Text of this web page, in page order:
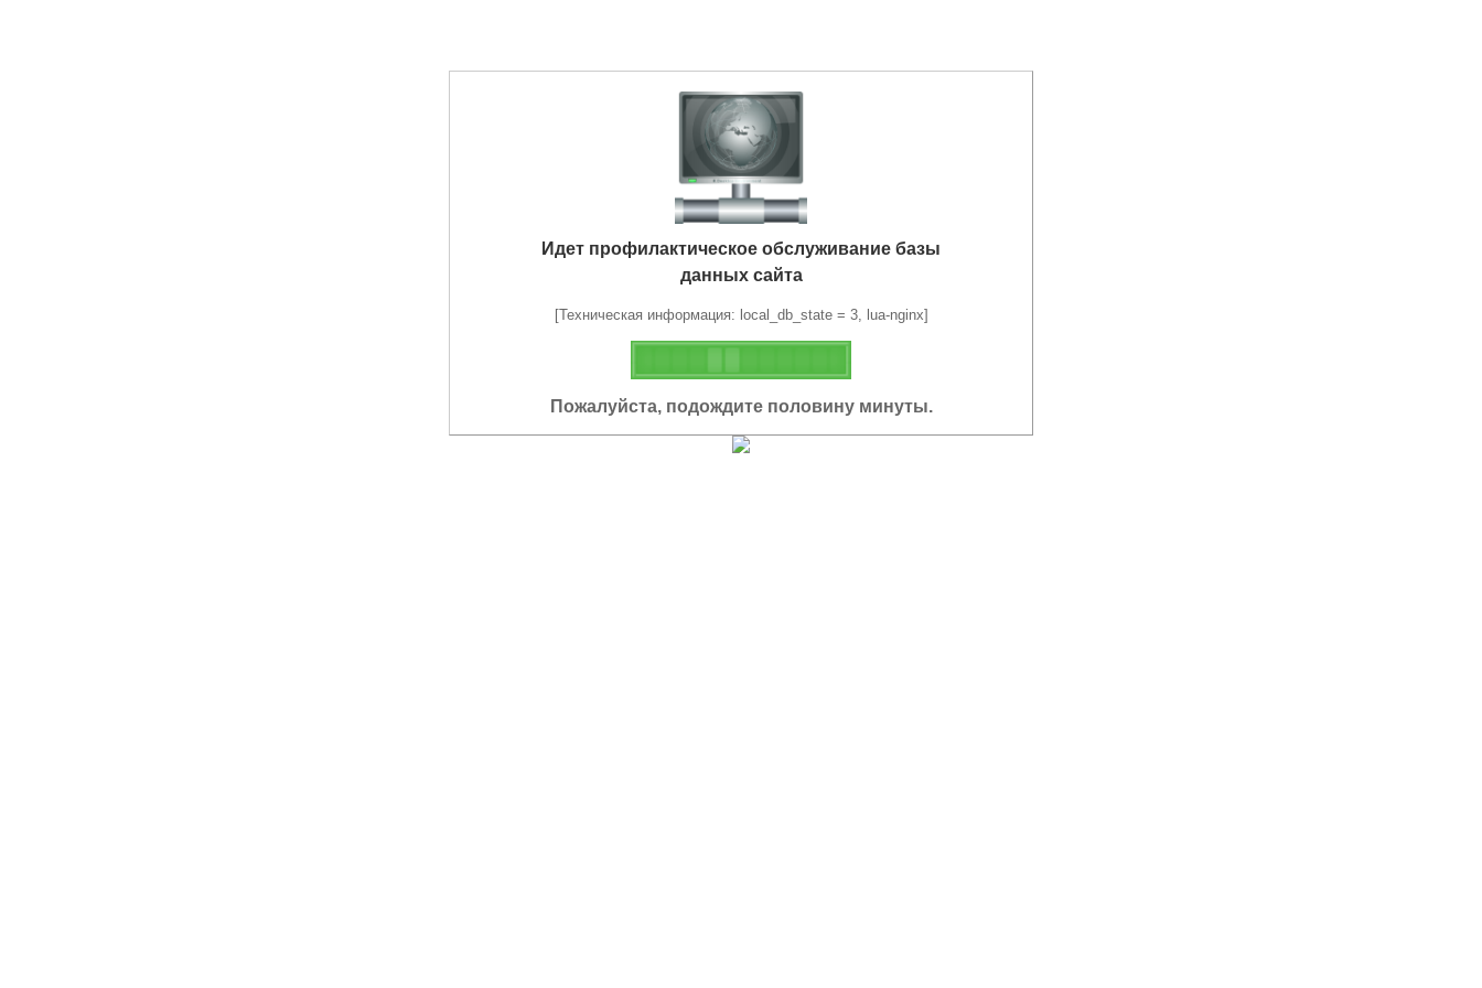
Идет профилактическое обслуживание базы
данных сайта
[Техническая информация: local_db_state = 3, lua-nginx]
Пожалуйста, подождите половину минуты.